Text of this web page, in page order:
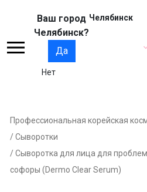
Ваш город
Челябинск?
Да
Нет
Челябинск
Профессиональная корейская
/ Сыворотки
/ Сыворотка для лица для
софоры (Dermo Clear Serum)